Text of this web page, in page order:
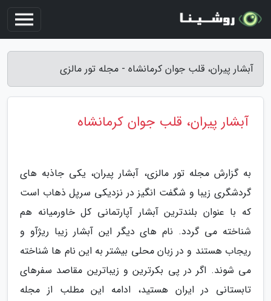
آبشار پیران، قلب جوان کرمانشاه - مجله تور مالزی
آبشار پیران، قلب جوان کرمانشاه
به گزارش مجله تور مالزی، آبشار پیران، یکی جاذبه های
گردشگری زیبا و شگفت انگیز در نزدیکی سرپل ذهاب است
که با عنوان بلندترین آبشار آپارتمانی کل خاورمیانه هم
شناخته می گردد. نام های دیگر این آبشار زیبا ریژآو و
ریجاب هستند و در زبان محلی بیشتر به این نام ها شناخته
می شوند. اگر در پی بکرترین و زیباترین مقاصد سفرهای
تابستانی در ایران هستید، ادامه این مطلب از مجله